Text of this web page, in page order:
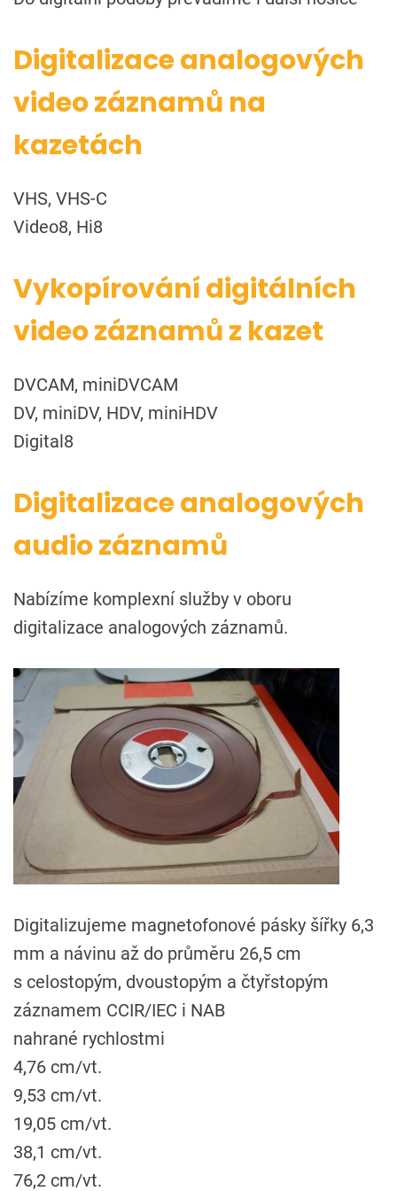
Digitalizace analogových
video záznamů na
kazetách
VHS, VHS-C
Video8, Hi8
Vykopírování digitálních
video záznamů z kazet
DVCAM, miniDVCAM
DV, miniDV, HDV, miniHDV
Digital8
Digitalizace analogových
audio záznamů
Nabízíme komplexní služby v oboru
digitalizace analogových záznamů.
Digitalizujeme magnetofonové pásky šířky 6,3
mm a návinu až do průměru 26,5 cm
s celostopým, dvoustopým a čtyřstopým
záznamem CCIR/IEC i NAB
nahrané rychlostmi
4,76 cm/vt.
9,53 cm/vt.
19,05 cm/vt.
38,1 cm/vt.
76,2 cm/vt.